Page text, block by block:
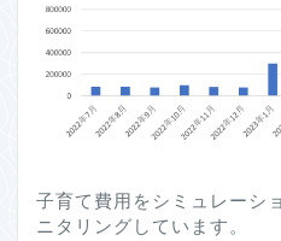
子育て費用をシミュレーシ
ニタリングしています。